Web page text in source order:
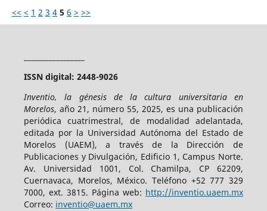
<< < 1 2 3 4 5 6 > >>
ISSN digital: 2448-9026
Inventio, la génesis de la cultura universitaria en
Morelos, año 21, número 55, 2025, es una publicación
periódica cuatrimestral, de modalidad adelantada,
editada por la Universidad Autónoma del Estado de
Morelos (UAEM), a través de la Dirección de
Publicaciones y Divulgación, Edificio 1, Campus Norte.
Av. Universidad 1001, Col. Chamilpa, CP 62209,
Cuernavaca, Morelos, México. Teléfono +52 777 329
7000, ext. 3815. Página web: http://inventio.uaem.mx
Correo: inventio@uaem.mx